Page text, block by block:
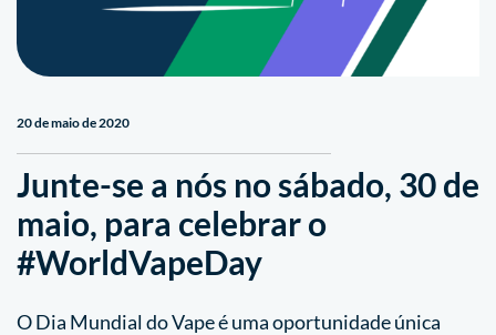
20 de maio de 2020
Junte-se a nós no sábado, 30 de
maio, para celebrar o
#WorldVapeDay
O Dia Mundial do Vape é uma oportunidade única